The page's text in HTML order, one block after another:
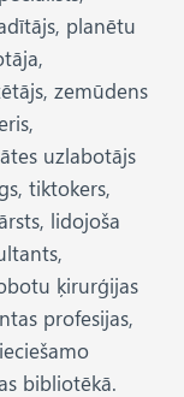
planētu
zemūdens
uzlabotājs
tiktokers,
lidojoša
ķirurģijas
profesijas,
bibliotēkā.